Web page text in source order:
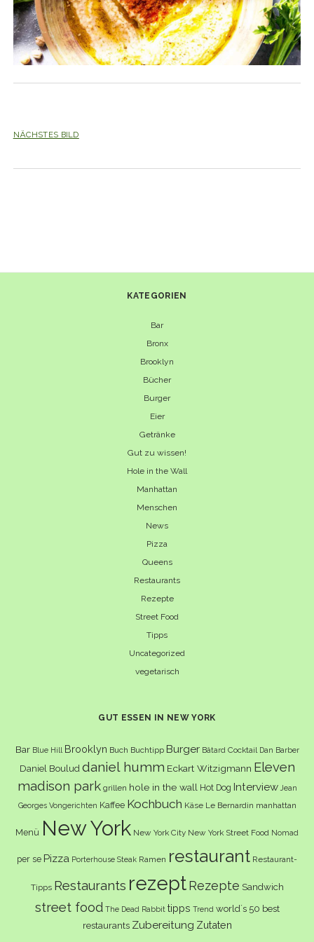
NÄCHSTES BILD
KATEGORIEN
Bar
Bronx
Brooklyn
Bücher
Burger
Eier
Getränke
Gut zu wissen!
Hole in the Wall
Manhattan
Menschen
News
Pizza
Queens
Restaurants
Rezepte
Street Food
Tipps
Uncategorized
vegetarisch
GUT ESSEN IN NEW YORK
Bar Blue Hill Brooklyn Buch Buchtipp Burger Bâtard Cocktail Dan Barber
Daniel Boulud daniel humm Eckart Witzigmann Eleven
madison park grillen hole in the wall Hot Dog Interview Jean
Georges Vongerichten Kaffee Kochbuch Käse Le Bernardin manhattan
Menü New York New York City New York Street Food Nomad
per se Pizza Porterhouse Steak Ramen restaurant Restaurant-
Tipps Restaurants rezept Rezepte Sandwich
street food The Dead Rabbit tipps Trend world´s 50 best
restaurants Zubereitung Zutaten